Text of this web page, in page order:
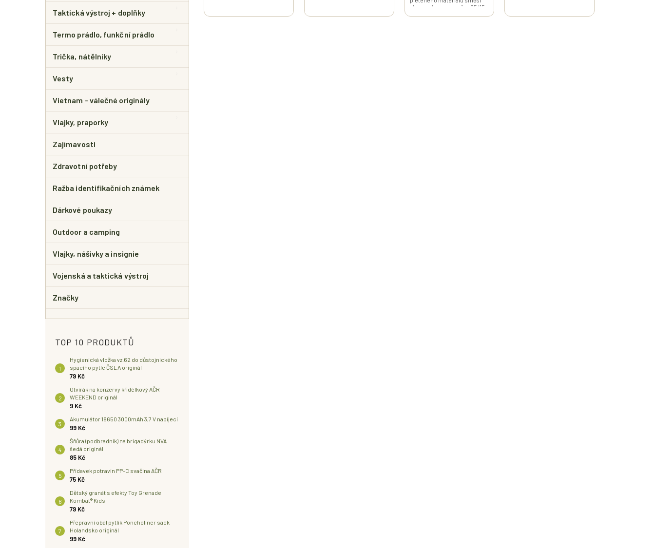
Taktická výstroj + doplňky
Termo prádlo, funkční prádlo
Trička, nátělníky
Vesty
Vietnam - válečné originály
Vlajky, praporky
Zajímavosti
Zdravotní potřeby
Ražba identifikačních známek
Dárkové poukazy
Outdoor a camping
Vlajky, nášivky a insignie
Vojenská a taktická výstroj
Značky
TOP 10 PRODUKTŮ
Hygienická vložka vz.62 do důstojnického
spacího pytle ČSLA originál
79 Kč
Otvírák na konzervy křídélkový AČR
WEEKEND originál
9 Kč
Akumulátor 18650 3000mAh 3,7 V nabíjecí
99 Kč
Šňůra (podbradník) na brigadýrku NVA
šedá originál
85 Kč
Přídavek potravin PP-C svačina AČR
75 Kč
Dětský granát s efekty Toy Grenade
Kombat® Kids
79 Kč
Přepravní obal pytlík Poncholiner sack
Holandsko originál
99 Kč
vlny a nylonu v poměru 85/15.